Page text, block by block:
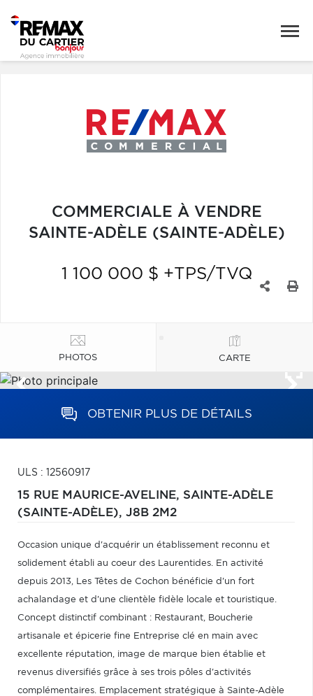
COMMERCIALE À VENDRE
SAINTE-ADÈLE (SAINTE-ADÈLE)
1 100 000 $ +TPS/TVQ
PHOTOS CARTE
OBTENIR PLUS DE DÉTAILS
ULS : 12560917
15 RUE MAURICE-AVELINE, SAINTE-ADÈLE
(SAINTE-ADÈLE), J8B 2M2
Occasion unique d'acquérir un établissement reconnu et
solidement établi au coeur des Laurentides. En activité
depuis 2013, Les Têtes de Cochon bénéficie d'un fort
achalandage et d'une clientèle fidèle locale et touristique.
Concept distinctif combinant : Restaurant, Boucherie
artisanale et épicerie fine Entreprise clé en main avec
excellente réputation, image de marque bien établie et
revenus diversifiés grâce à ses trois pôles d'activités
complémentaires. Emplacement stratégique à Sainte-Adèle